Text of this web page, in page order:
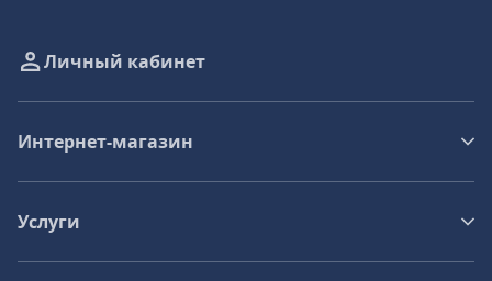
Личный кабинет
Интернет-магазин
Услуги